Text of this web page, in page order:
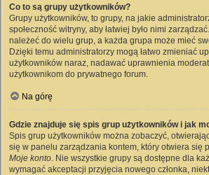
Co to są grupy użytkowników?
Grupy użytkowników, to grupy, na jakie
społeczność witryny, aby łatwiej było nimi
należeć do wielu grup, a każda grupa może mieć
Dzięki temu administratorzy mogą łatwo zmieniać
użytkowników naraz, nadawać uprawnienia
użytkownikom do prywatnego forum.
Na górę
Gdzie znajduje się spis grup użytkowników i jak
Spis grup użytkowników można zobaczyć,
się w panelu zarządzania kontem, który otwiera się
Moje konto. Nie wszystkie grupy są dostępne dla
wymagać akceptacji przyjęcia nowego członka,